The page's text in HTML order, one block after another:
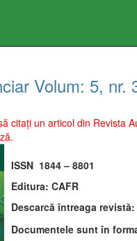
Volum: 5, nr.
citați un articol din Revista
ISSN 1844 – 8801
Editura: CAFR
Descarcă întreaga revistă:
Documentele sunt în